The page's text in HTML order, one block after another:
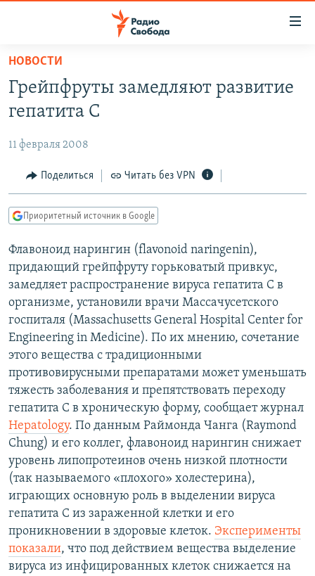
упрощенного
доступа
основному
Вернутся
главной
навигации
Вернутся
поиску
ПРОГРАММЫ
ПОДКАСТЫ
ЦИТАТЫ СВОБОДЫ
МНЕНИЯ
IDEL.РЕАЛИИ
КАВКАЗ.РЕАЛИИ
СЕВЕР.РЕАЛИИ
СИБИРЬ.РЕАЛИИ
РАСПИСАНИЕ ВЕЩАНИЯ
ПОДПИШИТЕСЬ НА РАССЫЛКУ
СОЦИАЛЬНЫЕ СЕТИ
НОВОСТИ
Грейпфруты замедляют развитие
гепатита С
11 февраля 2008
Поделиться Читать без VPN
Приоритетный источник в Google
Флавоноид нарингин (flavonoid naringenin),
придающий грейпфруту горьковатый привкус,
замедляет распространение вируса гепатита С в
организме, установили врачи Массачусетского
госпиталя (Massachusetts General Hospital Center for
Engineering in Medicine). По их мнению, сочетание
этого вещества с традиционными
противовирусными препаратами может уменьшать
тяжесть заболевания и препятствовать переходу
гепатита С в хроническую форму, сообщает журнал
Hepatology. По данным Раймонда Чанга (Raymond
Chung) и его коллег, флавоноид нарингин снижает
уровень липопротеинов очень низкой плотности
(так называемого «плохого» холестерина),
играющих основную роль в выделении вируса
гепатита С из зараженной клетки и его
проникновении в здоровые клеток. Эксперименты
показали, что под действием вещества выделение
вируса из инфицированных клеток снижается на